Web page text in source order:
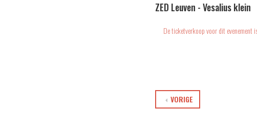
ZED Leuven - Vesalius klein
De ticketverkoop voor dit evenement
VORIGE